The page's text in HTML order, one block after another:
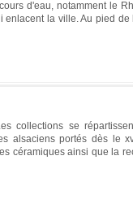
d'eau, notamment le
la ville. Au pied
collections se
alsaciens portés dès le
céramiques ainsi que la